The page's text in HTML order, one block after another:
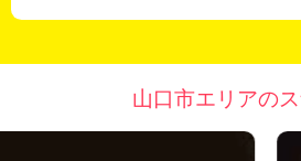
山口市エリアの